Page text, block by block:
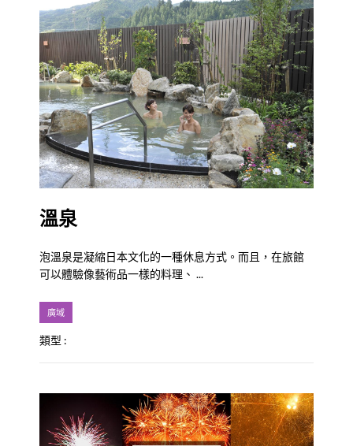
溫泉
泡溫泉是凝縮日本文化的一種休息方式。而且，在旅館
可以體驗像藝術品一樣的料理、 ...
廣域
類型 :